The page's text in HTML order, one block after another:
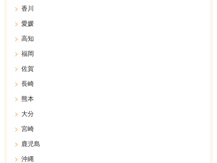
香川
愛媛
高知
福岡
佐賀
長崎
熊本
大分
宮崎
鹿児島
沖縄